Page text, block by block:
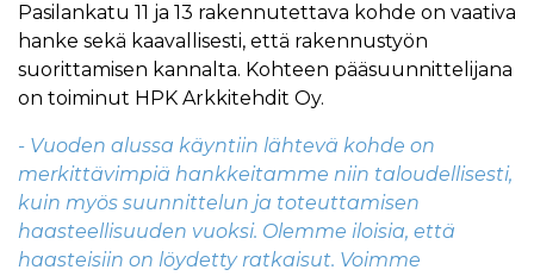
Pasilankatu 11 ja 13 rakennutettava kohde on vaativa
hanke sekä kaavallisesti, että rakennustyön
suorittamisen kannalta. Kohteen pääsuunnittelijana
on toiminut HPK Arkkitehdit Oy.
- Vuoden alussa käyntiin lähtevä kohde on
merkittävimpiä hankkeitamme niin taloudellisesti,
kuin myös suunnittelun ja toteuttamisen
haasteellisuuden vuoksi. Olemme iloisia, että
haasteisiin on löydetty ratkaisut. Voimme